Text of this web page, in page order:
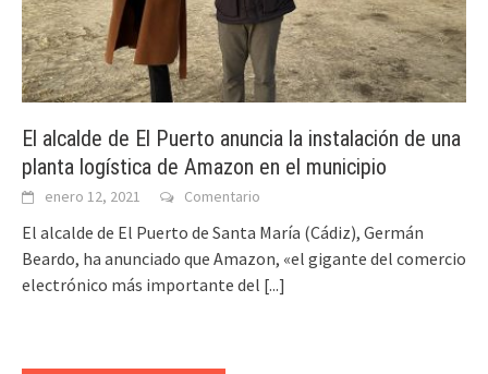
El alcalde de El Puerto anuncia la instalación de una
planta logística de Amazon en el municipio
enero 12, 2021 Comentario
El alcalde de El Puerto de Santa María (Cádiz), Germán
Beardo, ha anunciado que Amazon, «el gigante del comercio
electrónico más importante del [...]